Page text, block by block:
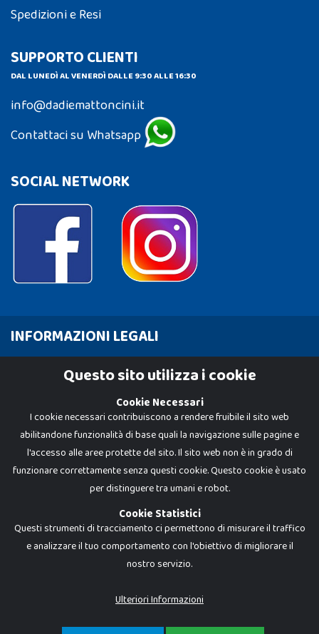
Spedizioni e Resi
SUPPORTO CLIENTI
DAL LUNEDÌ AL VENERDÌ DALLE 9:30 ALLE 16:30
info@dadiemattoncini.it
Contattaci su Whatsapp
SOCIAL NETWORK
INFORMAZIONI LEGALI
Cookie Policy
Dadi e Mattoncini è un brand di Giocabene Srl. Ogni riproduzione o utilizzo non
I prezzi e le promozioni pubblicate potrebbero differire da quanto esposto in
P.IVA 02608090425 - REA AN201199 - C.S. 10.000 i.v.
Questo sito utilizza i cookie
Cookie Necessari
I cookie necessari contribuiscono a rendere fruibile il sito web
abilitandone funzionalità di base quali la navigazione sulle pagine e
l'accesso alle aree protette del sito. Il sito web non è in grado di
funzionare correttamente senza questi cookie. Questo cookie è usato
per distinguere tra umani e robot.
Cookie Statistici
Questi strumenti di tracciamento ci permettono di misurare il traffico
e analizzare il tuo comportamento con l'obiettivo di migliorare il
nostro servizio.
Ulteriori Informazioni